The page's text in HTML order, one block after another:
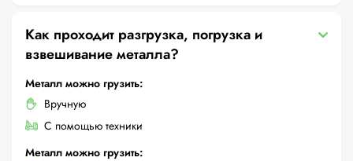
Как проходит разгрузка, погрузка и
взвешивание металла?
Металл можно грузить:
Вручную
С помощью техники
Металл можно грузить: